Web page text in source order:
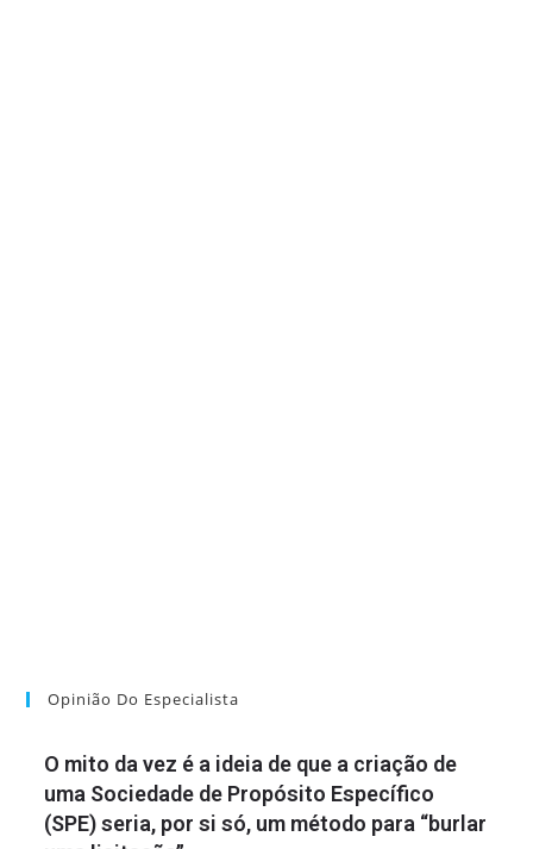
Opinião Do Especialista
O mito da vez é a ideia de que a criação de
uma Sociedade de Propósito Específico
(SPE) seria, por si só, um método para “burlar